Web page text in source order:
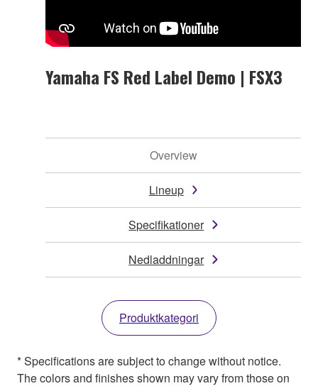
Yamaha FS Red Label Demo | FSX3
Overview
Lineup
Specifikationer
Nedladdningar
Produktkategori
* Specifications are subject to change without notice.
The colors and finishes shown may vary from those on